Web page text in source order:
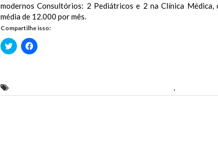
modernos Consultórios: 2 Pediátricos e 2 na Clínica
média de 12.000 por mês.
Compartilhe isso:
Clique
para
Clique
para